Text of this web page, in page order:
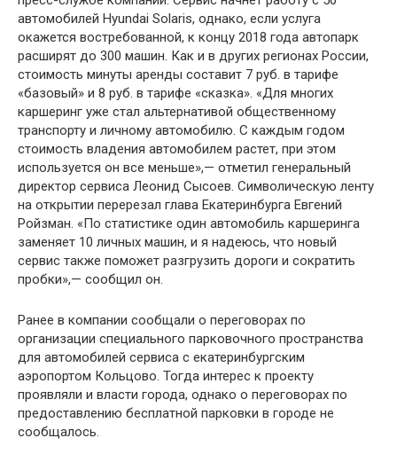
автомобилей Hyundai Solaris, однако, если услуга
окажется востребованной, к концу 2018 года автопарк
расширят до 300 машин. Как и в других регионах России,
стоимость минуты аренды составит 7 руб. в тарифе
«базовый» и 8 руб. в тарифе «сказка». «Для многих
каршеринг уже стал альтернативой общественному
транспорту и личному автомобилю. С каждым годом
стоимость владения автомобилем растет, при этом
используется он все меньше»,— отметил генеральный
директор сервиса Леонид Сысоев. Символическую ленту
на открытии перерезал глава Екатеринбурга Евгений
Ройзман. «По статистике один автомобиль каршеринга
заменяет 10 личных машин, и я надеюсь, что новый
сервис также поможет разгрузить дороги и сократить
пробки»,— сообщил он.
Ранее в компании сообщали о переговорах по
организации специального парковочного пространства
для автомобилей сервиса с екатеринбургским
аэропортом Кольцово. Тогда интерес к проекту
проявляли и власти города, однако о переговорах по
предоставлению бесплатной парковки в городе не
сообщалось.